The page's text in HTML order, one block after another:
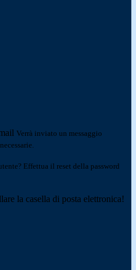
Verrà inviato un messaggio
Effettua il reset della password
la casella di posta elettronica!